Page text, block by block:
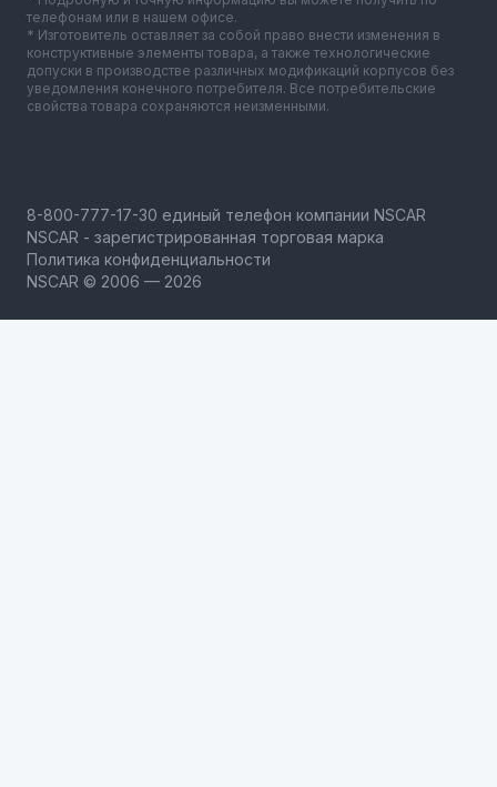
телефонам или в нашем офисе.
* Изготовитель оставляет за собой право внести изменения в
конструктивные элементы товара, а также технологические
допуски в производстве различных модификаций корпусов без
уведомления конечного потребителя. Все потребительские
свойства товара сохраняются неизменными.
NSCAR - зарегистрированная торговая марка
Политика конфиденциальности
NSCAR © 2006 — 2026